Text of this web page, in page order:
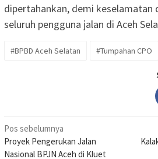
dipertahankan, demi keselamatan
seluruh pengguna jalan di Aceh
#BPBD Aceh Selatan #Tumpahan CPO
Navigasi
pos
Pos sebelumnya
Proyek Pengerukan Jalan
Nasional BPJN Aceh di Kluet